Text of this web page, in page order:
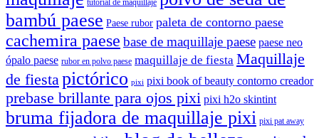
tutorial de maquillaje
bambú paese Paese rubor paleta de contorno paese
cachemira paese base de maquillaje paese paese neo
ópalo paese rubor en polvo paese maquillaje de fiesta Maquillaje
de fiestapictórico pixi pixi book of beauty contorno creador
prebase brillante para ojos pixi pixi h2o skintint
bruma fijadora de maquillaje pixi pixi pat away